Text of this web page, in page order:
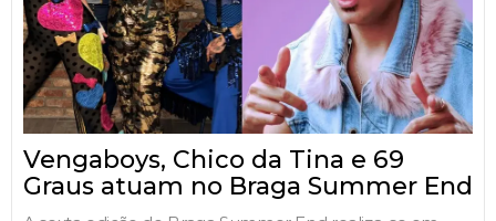
Vengaboys, Chico da Tina e 69
Graus atuam no Braga Summer End